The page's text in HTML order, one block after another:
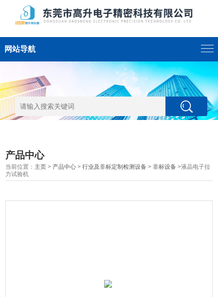
网站导航
产品中心
当前位置： 主页 > 产品中心 >行业及非标定制检测设备 >非标设备 >液晶电子拉
力试验机